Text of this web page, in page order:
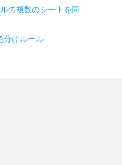
の複数のシートを同
分けルール